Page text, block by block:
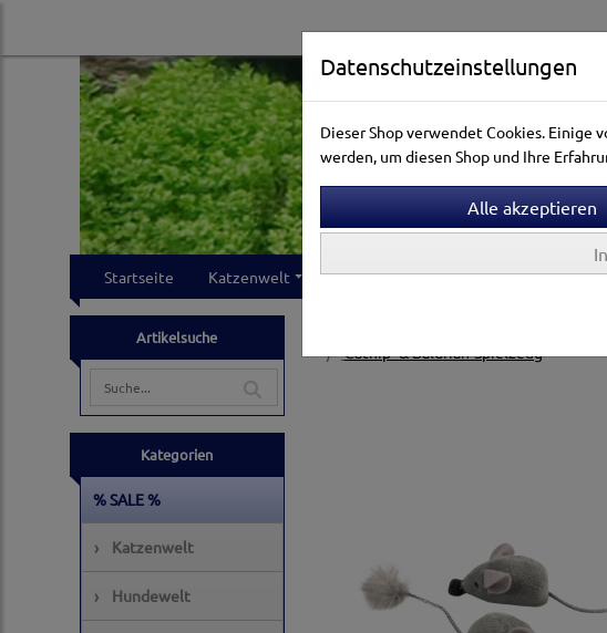
Startseite Katzenwelt Hundewelt Kleintierwelt
Artikelsuche
Kategorien
% SALE %
› Katzenwelt
› Hundewelt
Catnip- & Baldrian-Spielzeug
Datenschutzeinstellungen
Dieser Shop verwendet Cookies. Einige
werden, um diesen Shop und Ihre